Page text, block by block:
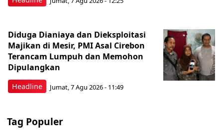
Headline
Diduga Dianiaya dan Dieksploitasi
Majikan di Mesir, PMI Asal Cirebon
Terancam Lumpuh dan Memohon
Dipulangkan
Jumat, 7 Agu 2026 - 11:49
Tag Populer